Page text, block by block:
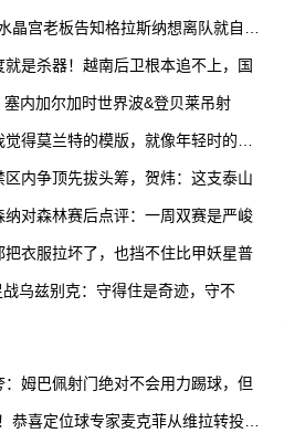
晶宫老板告知格拉斯纳想离队就自己
是杀器！越南后卫根本追不上，国
内加尔加时世界波&登贝莱吊射
得莫兰特的模版，就像年轻时的乔
内争顶先拔头筹，贺炜：这支泰山
对森林赛后点评：一周双赛是严峻
衣服拉坏了，也挡不住比甲妖星普
乌兹别克：守得住是奇迹，守不
姆巴佩射门绝对不会用力踢球，但
恭喜定位球专家麦克菲从维拉转投切